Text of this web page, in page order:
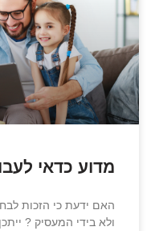
מדוע כדאי
האם ידעת כי הזכות
ולא בידי המעסיק ?